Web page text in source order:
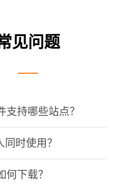
见问题
支持哪些站点？
时使用？
何下载？